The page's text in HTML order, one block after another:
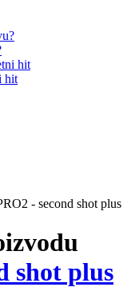
hit
shot plus